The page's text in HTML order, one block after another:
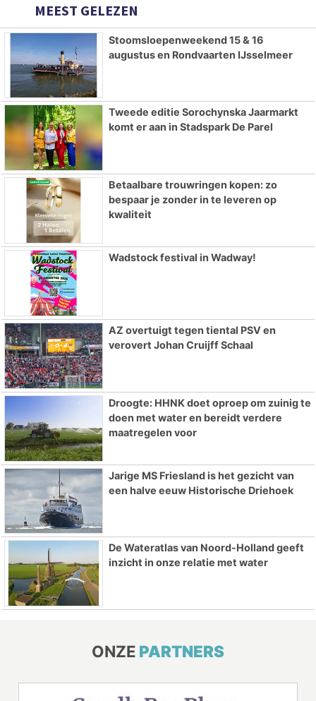
MEEST GELEZEN
Stoomsloepenweekend 15 & 16
augustus en Rondvaarten IJsselmeer
Tweede editie Sorochynska Jaarmarkt
komt er aan in Stadspark De Parel
Betaalbare trouwringen kopen: zo
bespaar je zonder in te leveren op
kwaliteit
Wadstock festival in Wadway!
AZ overtuigt tegen tiental PSV en
verovert Johan Cruijff Schaal
Droogte: HHNK doet oproep om zuinig te
doen met water en bereidt verdere
maatregelen voor
Jarige MS Friesland is het gezicht van
een halve eeuw Historische Driehoek
De Wateratlas van Noord-Holland geeft
inzicht in onze relatie met water
ONZE PARTNERS